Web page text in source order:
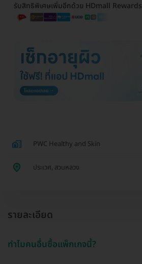
รับสิทธิพิเศษเพิ่มอีกด้วย HDmall Rewards
PWC Healthy and Skin
ประเวศ, สวนหลวง
รายละเอียด
ทำไมคนอื่นซื้อแพ็กเกจนี้?